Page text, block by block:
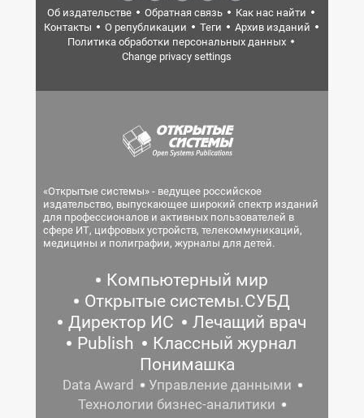
Об издательстве Обратная связь
Как нас найти
Контакты
О републикации Теги
Архив изданий
Политика обработки персональных данных
Change privacy settings
«Открытые системы» - ведущее российское
издательство, выпускающее широкий спектр изданий
для профессионалов и активных пользователей в
сфере ИТ, цифровых устройств, телекоммуникаций,
медицины и полиграфии, журналы для детей.
Компьютерный мир
Открытые системы.СУБД
Директор ИС
Лечащий врач
Publish
Классный журнал
Понимашка
Data Award
Управление данными
Технологии бизнес-аналитики